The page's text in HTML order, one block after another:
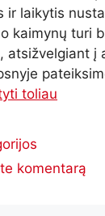
ir laikytis
kaimynų turi
atsižvelgiant į
toliau
komentarą